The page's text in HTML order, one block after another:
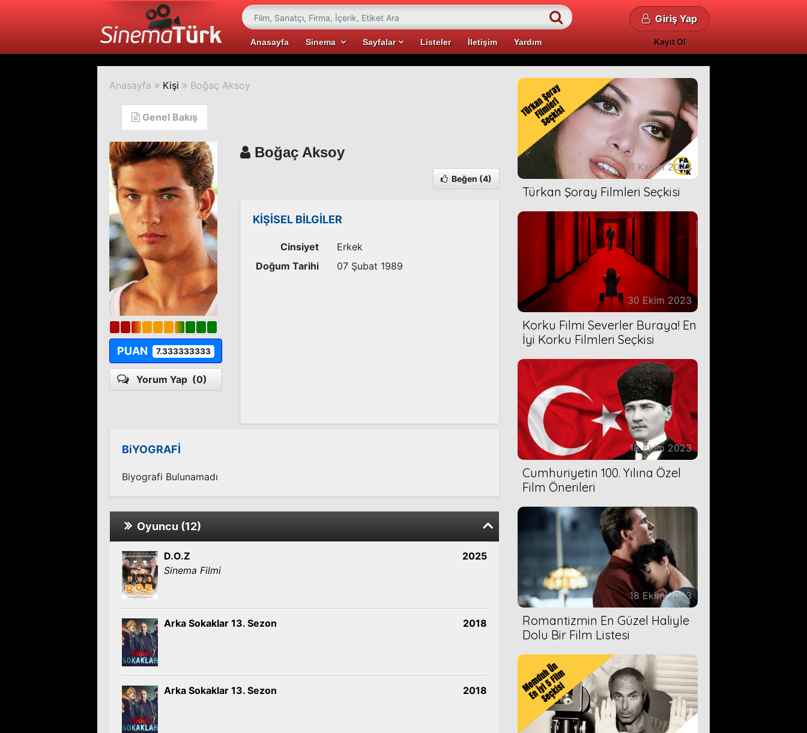
Anasayfa Sinema Sayfalar Listeler İletişim Yardım
Giriş Yap
Kayıt Ol
Anasayfa Kişi Boğaç Aksoy
Genel Bakış
PUAN 7.333333333
Yorum Yap (0)
Boğaç Aksoy
Beğen (4)
KİŞİSEL BİLGİLER
Cinsiyet
Erkek
Doğum Tarihi
07 Şubat 1989
BiYOGRAFİ
Biyografi Bulunamadı
Oyuncu (12)
D.O.Z
Sinema Filmi
2025
Arka Sokaklar 13. Sezon 2018
Arka Sokaklar 13. Sezon 2018
01 Kasım 2023
Türkan Şoray Filmleri Seçkisi
30 Ekim 2023
Korku Filmi Severler Buraya! En
İyi Korku Filmleri Seçkisi
18 Ekim 2023
Cumhuriyetin 100. Yılına Özel
Film Önerileri
18 Ekim 2023
Romantizmin En Güzel Haliyle
Dolu Bir Film Listesi